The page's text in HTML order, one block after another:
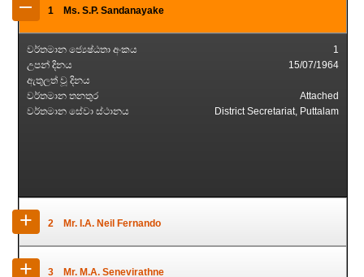
– 1 Ms. S.P. Sandanayake
වර්තමාන ජ්‍යෙෂ්ඨතා අංකය
1
උපන් දිනය
15/07/1964
ඇතුලත් වූ දිනය
වර්තමාන තනතුර
Attached
වර්තමාන සේවා ස්ථානය
District Secretariat, Puttalam
+ 2 Mr. I.A. Neil Fernando
වර්තමාන ජ්‍යෙෂ්ඨතා අංකය
+ 3 Mr. M.A. Senevirathne